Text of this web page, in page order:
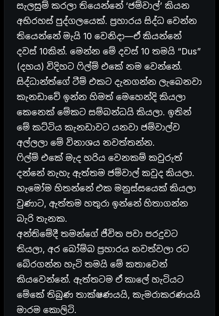
සැලසුම් කරලා තියෙන්නේ ‘ජම්වාල්’ කියන
අභිරහස් පුද්ගලයෙක්. ප්‍රහාරය සිද්ධ වෙන්න
තියෙන්නේ මැයි 10 වෙනිදා—ඒ කියන්නේ
දවස් 10කින්. මෙන්න මේ දවස් 10 තමයි “Dus”
(දහය) විදිහට ෆිල්ම් එකේ නම වෙන්නේ.
සිද්ධාන්ත්ගේ ටීම් එකට දැනගන්න ලැබෙනවා
කැනඩාවේ ඉන්න හිමත් මෙහෙන්දි කියලා
කෙනෙක් මේකට සම්බන්ධයි කියලා. ඉතින්
මේ කට්ටිය කැනඩාවට යනවා ජම්වාල්ව
අල්ලලා මේ විනාශය නවත්තන්න.
ෆිල්ම් එකේ මැද හරිය වෙනකම් කවුරුත්
දන්නේ නැහැ ඇත්තම ජම්වාල් කවුද කියලා.
හැමෝම හිතන්නේ එක මනුස්සයෙක් කියලා
වුණාට, ඇත්තම හතුරා ඉන්නේ හිතාගන්න
බැරි තැනක.
අන්තිමේදී තමන්ගේ ජීවිත පවා පරදුවට
තියලා, අර බෝම්බ ප්‍රහාරය නවත්වලා රට
බේරගන්න හැටි තමයි මේ කතාවෙන්
කියවෙන්නේ. ඇත්තටම ඒ කාලේ හැටියට
මේකේ තිබුණ තාක්ෂණයයි, කැමරාකරණයයි
මාරම කොලිටි.